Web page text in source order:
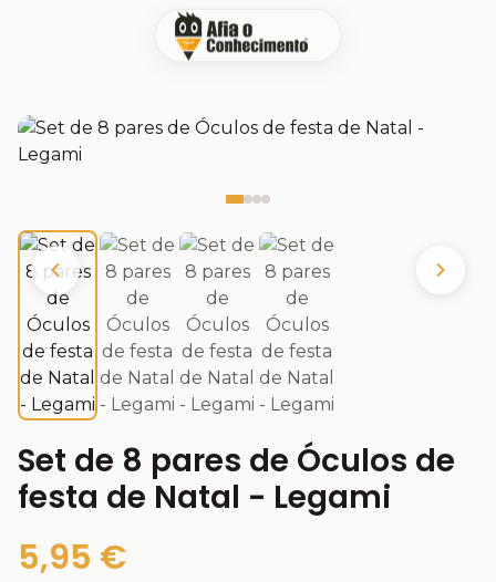
Set de 8 pares de Óculos de
festa de Natal - Legami
5,95 €